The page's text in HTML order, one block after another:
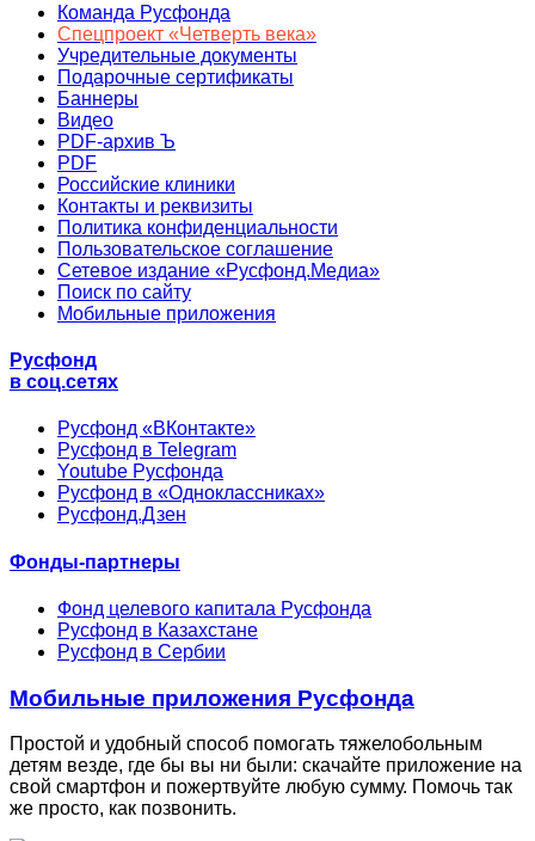
Команда Русфонда
Спецпроект «Четверть века»
Учредительные документы
Подарочные сертификаты
Баннеры
Видео
PDF-архив Ъ
PDF
Российские клиники
Контакты и реквизиты
Политика конфиденциальности
Пользовательское соглашение
Сетевое издание «Русфонд.Медиа»
Поиск по сайту
Мобильные приложения
Русфонд
в соц.сетях
Русфонд «ВКонтакте»
Русфонд в Telegram
Youtube Русфонда
Русфонд в «Одноклассниках»
Русфонд.Дзен
Фонды-партнеры
Фонд целевого капитала Русфонда
Русфонд в Казахстане
Русфонд в Сербии
Мобильные приложения Русфонда
Простой и удобный способ помогать тяжелобольным
детям везде, где бы вы ни были: скачайте приложение на
свой смартфон и пожертвуйте любую сумму. Помочь так
же просто, как позвонить.